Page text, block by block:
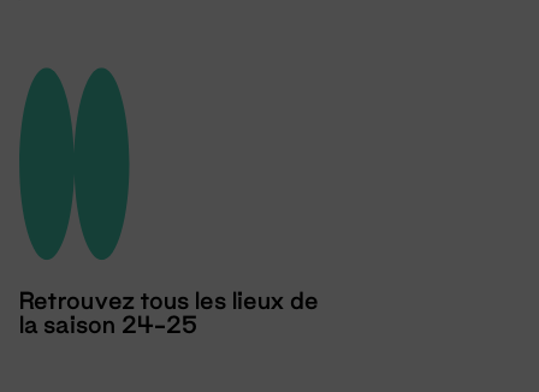
Retrouvez tous les lieux de
la saison 24-25